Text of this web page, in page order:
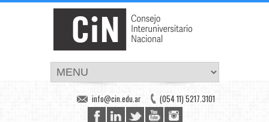
(054 11) 5217.3101
info@cin.edu.ar